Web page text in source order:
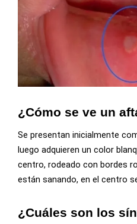
¿Cómo se ve un
Se presentan inicialmente
luego adquieren un color
centro, rodeado con bordes
están sanando, en el centro
¿Cuáles son los